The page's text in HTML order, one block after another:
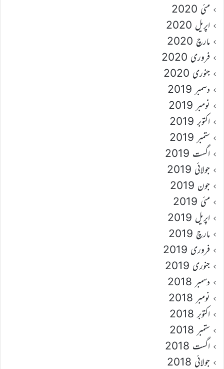
مئی 2020
اپریل 2020
مارچ 2020
فروری 2020
جنوری 2020
دسمبر 2019
نومبر 2019
اکتوبر 2019
ستمبر 2019
اگست 2019
جولائی 2019
جون 2019
مئی 2019
اپریل 2019
مارچ 2019
فروری 2019
جنوری 2019
دسمبر 2018
نومبر 2018
اکتوبر 2018
ستمبر 2018
اگست 2018
جولائی 2018